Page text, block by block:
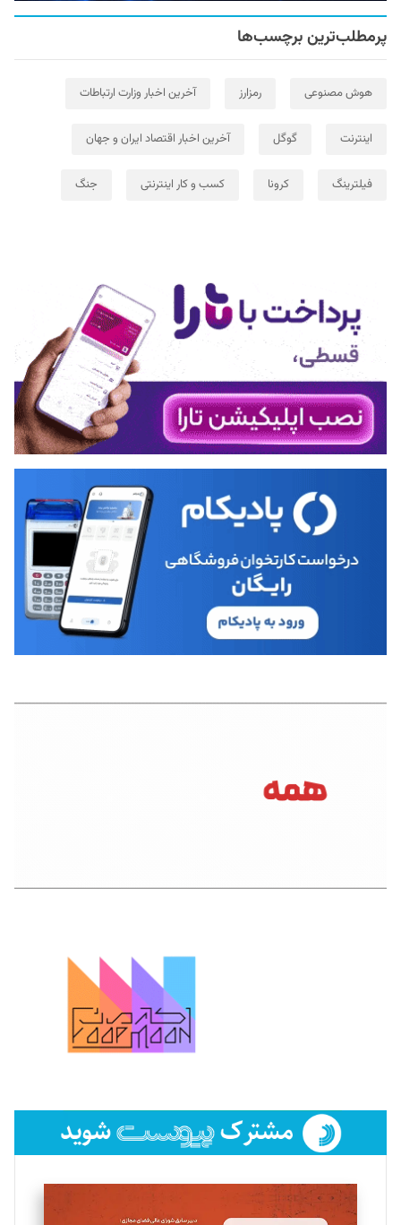
پرمطلب‌ترین برچسب‌ها
هوش مصنوعی رمزارز آخرین اخبار وزارت ارتباطات
اینترنت گوگل آخرین اخبار اقتصاد ایران و جهان
فیلترینگ کرونا کسب و کار اینترنتی جنگ